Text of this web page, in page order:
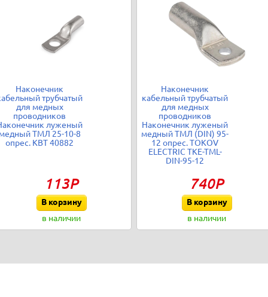
Наконечник
трубчатый
для медных
проводников
луженый
ТМЛ 25-10-8
опрес. КВТ 40882
113Р
В корзину
в наличии
Наконечник
кабельный трубчатый
для медных
проводников
Наконечник луженый
медный ТМЛ (DIN) 95-
12 опрес. TOKOV
ELECTRIC TKE-TML-
DIN-95-12
740Р
В корзину
в наличии